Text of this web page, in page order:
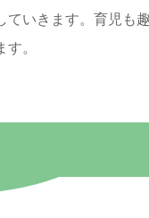
ていきます。育児も
。